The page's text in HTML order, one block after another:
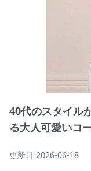
40代のスタイル
る大人可愛いコ
更新日 2026-06-18